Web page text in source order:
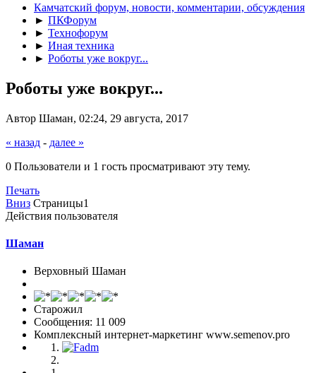
Камчатский форум, новости, комментарии, обсуждения
► ПКФорум
► Технофорум
► Иная техника
► Роботы уже вокруг...
Роботы уже вокруг...
Автор Шаман, 02:24, 29 августа, 2017
« назад - далее »
0 Пользователи и 1 гость просматривают эту тему.
Печать
Вниз Страницы1
Действия пользователя
Шаман
Верховный Шаман
Старожил
Сообщения: 11 009
Комплексный интернет-маркетинг www.semenov.pro